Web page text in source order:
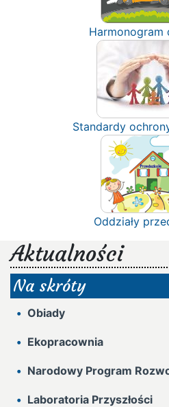
Harmonogram
Standardy
Oddziały
Aktualności
Na skróty
Obiady
Ekopracownia
Narodowy Program
Laboratoria Przyszłości